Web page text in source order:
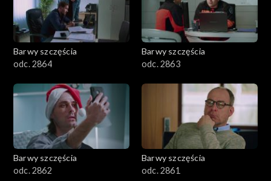
Barwy szczęścia
odc. 2864
Barwy szczęścia
odc. 2863
Barwy szczęścia
odc. 2862
Barwy szczęścia
odc. 2861